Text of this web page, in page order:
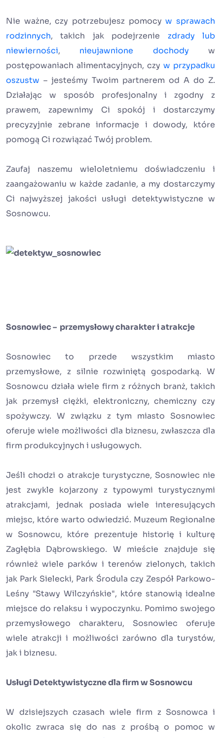
Nie ważne, czy potrzebujesz pomocyw sprawach
rodzinnych, takich jak podejrzenie zdrady lub
niewierności, nieujawnione dochodyw
postępowaniach alimentacyjnych, czy w przypadku
oszustw – jesteśmy Twoim partnerem od A do Z.
Działając w sposób profesjonalny i zgodny z
prawem, zapewnimy Ci spokój i dostarczymy
precyzyjnie zebrane informacje i dowody, które
pomogą Ci rozwiązać Twój problem.
Zaufaj naszemu wieloletniemu doświadczeniu i
zaangażowaniu w każde zadanie, a my dostarczymy
Ci najwyższej jakości usługi detektywistyczne w
Sosnowcu.
Sosnowiec – przemysłowy charakter i atrakcje
Sosnowiec to przede wszystkim miasto
przemysłowe, z silnie rozwiniętą gospodarką. W
Sosnowcu działa wiele firm z różnych branż, takich
jak przemysł ciężki, elektroniczny, chemiczny czy
spożywczy. W związku z tym miasto Sosnowiec
oferuje wiele możliwości dla biznesu, zwłaszcza dla
firm produkcyjnych i usługowych.
Jeśli chodzi o atrakcje turystyczne, Sosnowiec nie
jest zwykle kojarzony z typowymi turystycznymi
atrakcjami, jednak posiada wiele interesujących
miejsc, które warto odwiedzić. Muzeum Regionalne
w Sosnowcu, które prezentuje historię i kulturę
Zagłębia Dąbrowskiego. W mieście znajduje się
również wiele parków i terenów zielonych, takich
jak Park Sielecki, Park Środula czy Zespół Parkowo-
Leśny "Stawy Wilczyńskie", które stanowią idealne
miejsce do relaksu i wypoczynku. Pomimo swojego
przemysłowego charakteru, Sosnowiec oferuje
wiele atrakcji i możliwości zarówno dla turystów,
jak i biznesu.
Usługi Detektywistyczne dla firm w Sosnowcu
W dzisiejszych czasach wiele firm z Sosnowca i
okolic zwraca się do nas z prośbą o pomoc w